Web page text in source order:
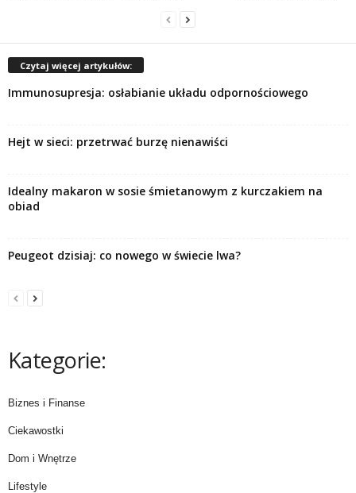
Czytaj więcej artykułów:
Immunosupresja: osłabianie układu odpornościowego
Hejt w sieci: przetrwać burzę nienawiści
Idealny makaron w sosie śmietanowym z kurczakiem na
obiad
Peugeot dzisiaj: co nowego w świecie lwa?
Kategorie:
Biznes i Finanse
Ciekawostki
Dom i Wnętrze
Lifestyle